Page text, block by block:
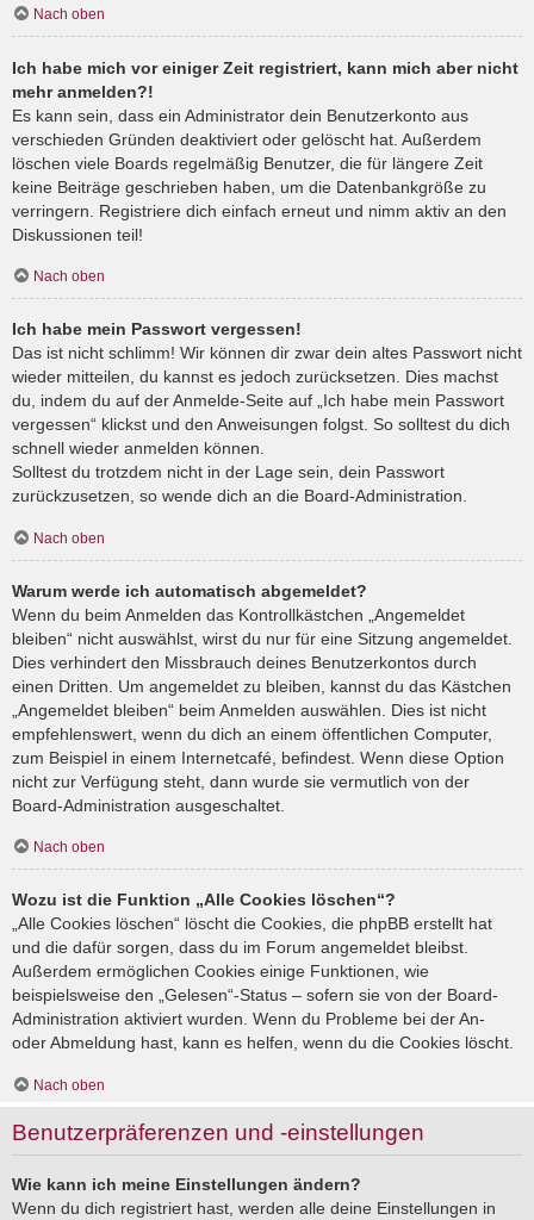
Nach oben
Ich habe mich vor einiger Zeit registriert, kann mich aber nicht
mehr anmelden?!
Es kann sein, dass ein Administrator dein Benutzerkonto aus
verschieden Gründen deaktiviert oder gelöscht hat. Außerdem
löschen viele Boards regelmäßig Benutzer, die für längere Zeit
keine Beiträge geschrieben haben, um die Datenbankgröße zu
verringern. Registriere dich einfach erneut und nimm aktiv an den
Diskussionen teil!
Nach oben
Ich habe mein Passwort vergessen!
Das ist nicht schlimm! Wir können dir zwar dein altes Passwort nicht
wieder mitteilen, du kannst es jedoch zurücksetzen. Dies machst
du, indem du auf der Anmelde-Seite auf „Ich habe mein Passwort
vergessen“ klickst und den Anweisungen folgst. So solltest du dich
schnell wieder anmelden können.
Solltest du trotzdem nicht in der Lage sein, dein Passwort
zurückzusetzen, so wende dich an die Board-Administration.
Nach oben
Warum werde ich automatisch abgemeldet?
Wenn du beim Anmelden das Kontrollkästchen „Angemeldet
bleiben“ nicht auswählst, wirst du nur für eine Sitzung angemeldet.
Dies verhindert den Missbrauch deines Benutzerkontos durch
einen Dritten. Um angemeldet zu bleiben, kannst du das Kästchen
„Angemeldet bleiben“ beim Anmelden auswählen. Dies ist nicht
empfehlenswert, wenn du dich an einem öffentlichen Computer,
zum Beispiel in einem Internetcafé, befindest. Wenn diese Option
nicht zur Verfügung steht, dann wurde sie vermutlich von der
Board-Administration ausgeschaltet.
Nach oben
Wozu ist die Funktion „Alle Cookies löschen“?
„Alle Cookies löschen“ löscht die Cookies, die phpBB erstellt hat
und die dafür sorgen, dass du im Forum angemeldet bleibst.
Außerdem ermöglichen Cookies einige Funktionen, wie
beispielsweise den „Gelesen“-Status – sofern sie von der Board-
Administration aktiviert wurden. Wenn du Probleme bei der An-
oder Abmeldung hast, kann es helfen, wenn du die Cookies löscht.
Nach oben
Benutzerpräferenzen und -einstellungen
Wie kann ich meine Einstellungen ändern?
Wenn du dich registriert hast, werden alle deine Einstellungen in